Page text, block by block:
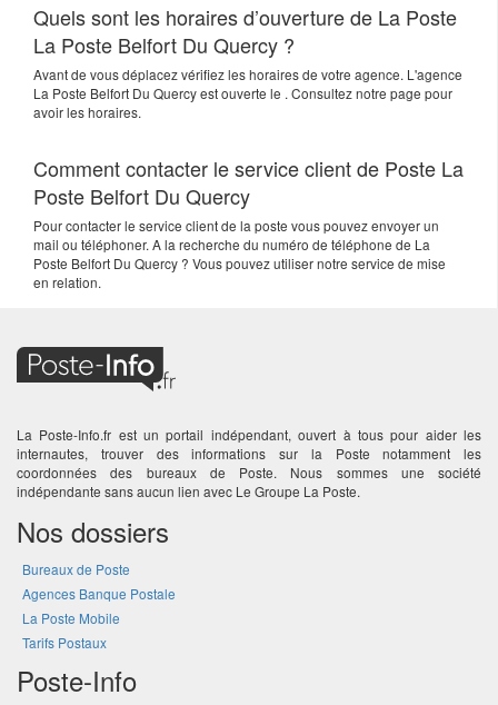
Quels sont les horaires d’ouverture de La Poste
La Poste Belfort Du Quercy ?
Avant de vous déplacez vérifiez les horaires de votre agence. L'agence
La Poste Belfort Du Quercy est ouverte le . Consultez notre page pour
avoir les horaires.
Comment contacter le service client de Poste La
Poste Belfort Du Quercy
Pour contacter le service client de la poste vous pouvez envoyer un
mail ou téléphoner. A la recherche du numéro de téléphone de La
Poste Belfort Du Quercy ? Vous pouvez utiliser notre service de mise
en relation.
La Poste-Info.fr est un portail indépendant, ouvert à tous pour aider les
internautes, trouver des informations sur la Poste notamment les
coordonnées des bureaux de Poste. Nous sommes une société
indépendante sans aucun lien avec Le Groupe La Poste.
Nos dossiers
Bureaux de Poste
Agences Banque Postale
La Poste Mobile
Tarifs Postaux
Poste-Info